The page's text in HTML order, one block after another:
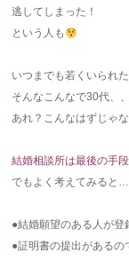
逃してしまった！
という人も
いつまでも若くいられ
そんなこんなで30代、
あれ？こんなはずじゃ
結婚相談所は最後の手
でもよく考えてみると…
●結婚願望のある人が登
●証明書の提出があるの